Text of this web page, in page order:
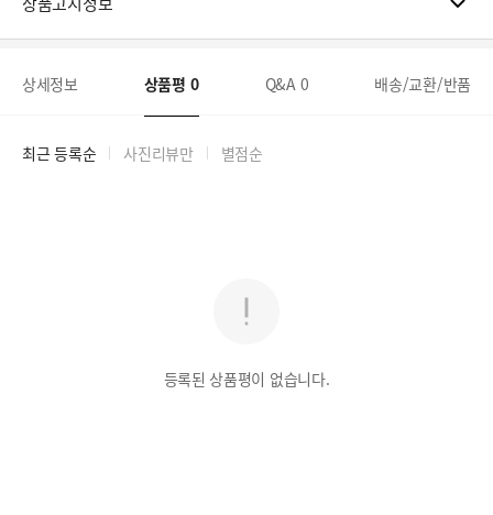
상세정보 상품평 0 Q&A 0 배송/교환/반품
최근 등록순 사진리뷰만 별점순
등록된 상품평이 없습니다.